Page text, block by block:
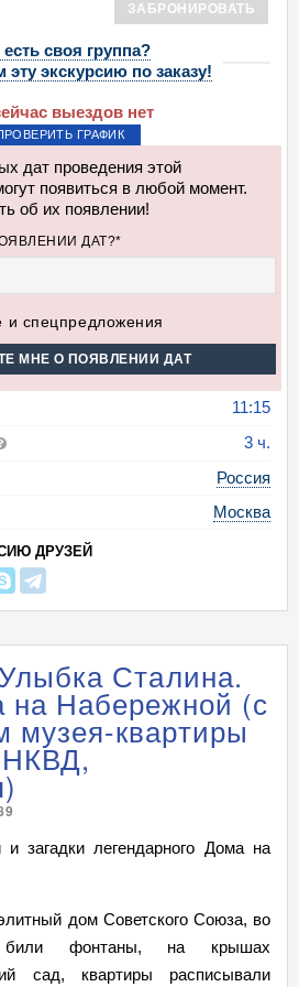
ЗАБРОНИРОВАТЬ
своя группа?
экскурсию по заказу!
выездов нет
ГРАФИК
дат проведения этой
появиться в любой момент.
об их появлении!
ДАТ?*
и спецпредложения
МНЕ О ПОЯВЛЕНИИ ДАТ
11:15
3 ч.
Россия
Москва
ДРУЗЕЙ
Сталина.
Набережной (с
музея-квартиры
НКВД,
загадки легендарного Дома на
дом Советского Союза, во
били фонтаны, на крышах
сад, квартиры расписывали